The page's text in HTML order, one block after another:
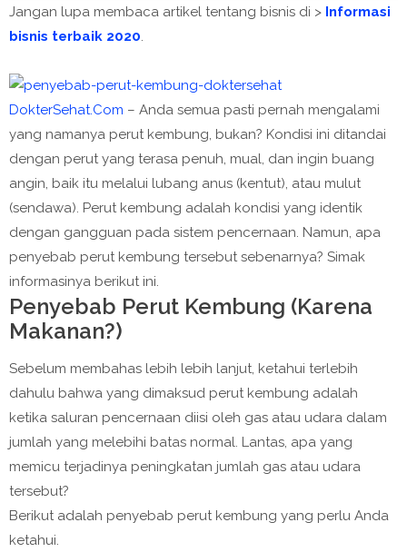
Jangan lupa membaca artikel tentang bisnis di > Informasi
bisnis terbaik 2020.
DokterSehat.Com – Anda semua pasti pernah mengalami
yang namanya perut kembung, bukan? Kondisi ini ditandai
dengan perut yang terasa penuh, mual, dan ingin buang
angin, baik itu melalui lubang anus (kentut), atau mulut
(sendawa). Perut kembung adalah kondisi yang identik
dengan gangguan pada sistem pencernaan. Namun, apa
penyebab perut kembung tersebut sebenarnya? Simak
informasinya berikut ini.
Penyebab Perut Kembung (Karena
Makanan?)
Sebelum membahas lebih lebih lanjut, ketahui terlebih
dahulu bahwa yang dimaksud perut kembung adalah
ketika saluran pencernaan diisi oleh gas atau udara dalam
jumlah yang melebihi batas normal. Lantas, apa yang
memicu terjadinya peningkatan jumlah gas atau udara
tersebut?
Berikut adalah penyebab perut kembung yang perlu Anda
ketahui.